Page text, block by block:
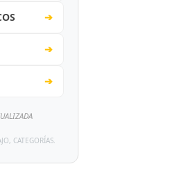
➔
➔
➔
CATEGORÍAS.